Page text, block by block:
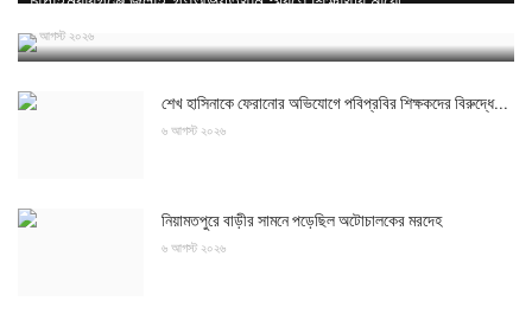
৬ আগস্ট ২০২৬
শেখ হাসিনাকে ফেরানোর অভিযোগে পবিপ্রবির শিক্ষকদের বিরুদ্ধে...
৬ আগস্ট ২০২৬
নিয়ামতপুরে বাড়ীর সামনে পড়েছিল অটোচালকের মরদেহ
৬ আগস্ট ২০২৬